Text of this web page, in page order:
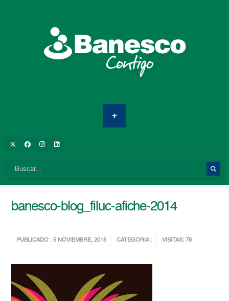
banesco-blog_filuc-afiche-2014
PUBLICADO : 5 NOVIEMBRE, 2015 CATEGORIA : VISITAS: 78